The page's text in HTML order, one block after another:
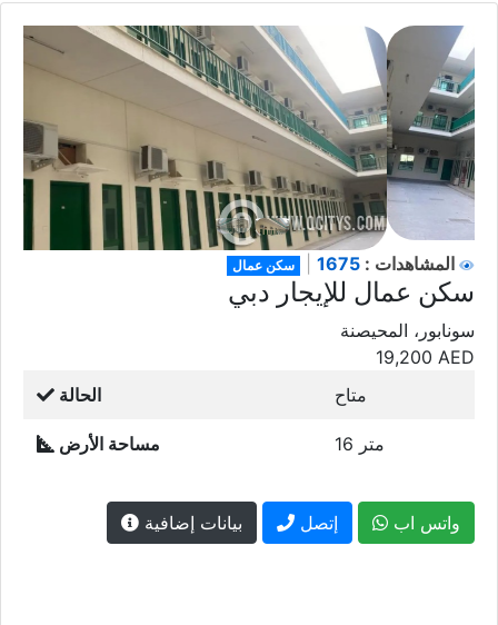
سكن عمال المشاهدات :
سكن عمال للإيجار دبي
سونابور، المحيصنة
19,200 AED
الحالة
متاح
مساحة الأرض 16 متر
بيانات إضافية إتصل واتس اب